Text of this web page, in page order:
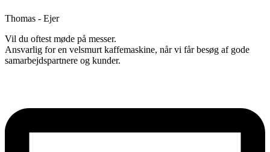
Thomas - Ejer
Vil du oftest møde på messer.
Ansvarlig for en velsmurt kaffemaskine, når vi får besøg af gode
samarbejdspartnere og kunder.